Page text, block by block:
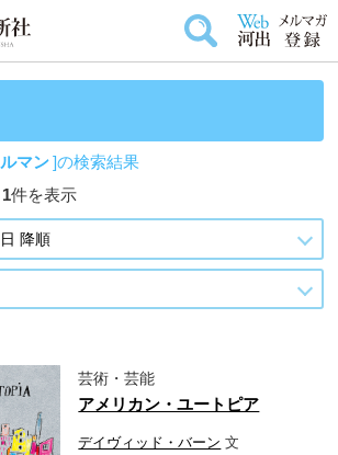
マン]の検索結果
1件を表示
芸術・芸能
アメリカン・ユートピア
デイヴィッド・バーン 文